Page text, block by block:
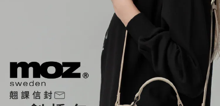
1.本服務係由「台灣大哥大股份有限公司」（以下簡稱本公司）所提供，讓
用戶於交易時，得透過本服務購買商品或服務，並由商店將買賣／分期付款
買賣價金債權讓與本公司後，依約使用本公司帳單繳交帳款。
2.基於同意付款使用「大哥付你分期」之契約關係目的，商店將以您的個人
資料（包含姓名、電話或地址）提供予台灣大哥大進項蒐集、處理及利用，
由本公司與您本人進行分期帳單所需資料之確認、核對及更正。
3.完整用戶服務條款，請詳閱以下連結：
https://oppay.tw/userRule
ATM／網路銀行／等多元方式進行付款，方視為交易完成。
※ 請注意：結帳手續完成當下不需立刻繳費，但若您需要取消訂單，請聯絡
購買商品的店家。未經商家同意取消之訂單仍視為有效，需透過AFTEE先享
※ 交易是否成功請以「AFTEE先享後付 」之結帳頁面顯示為準，若有關於
是否繳費成功／繳費後需取消欲退款等相關疑問，請聯繫「AFTEE先享後付
https://netprotections.freshdesk.com/support/home
【注意事項】
１．透過由恩沛科技股份有限公司提供之「AFTEE先享後付」服務完成之交
易，需依本服務之必要範圍內提供個人資料，並將交易相關給付款項請求債
權轉讓予恩沛科技股份有限公司。
每筆NT$100，滿NT$1,000(含以上)免運費
京站台北店客服中心(1F星巴克旁) 即日起不提供京站紙袋，取件時
請自備購物袋，若需購買紙袋可現場詢問
免運費